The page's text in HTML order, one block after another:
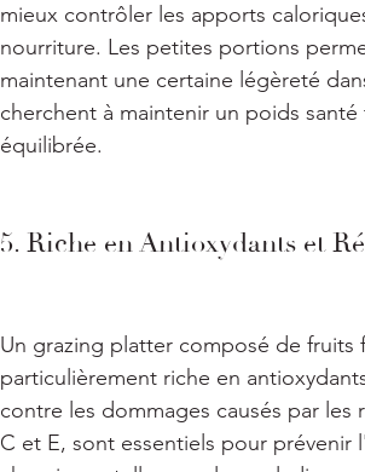
mieux contrôler les apports
nourriture. Les petites portions
maintenant une certaine légèreté
cherchent à maintenir un poids
équilibrée.
5. Riche en Antioxydants et
Un grazing platter composé de
particulièrement riche en
contre les dommages causés par les
C et E, sont essentiels pour